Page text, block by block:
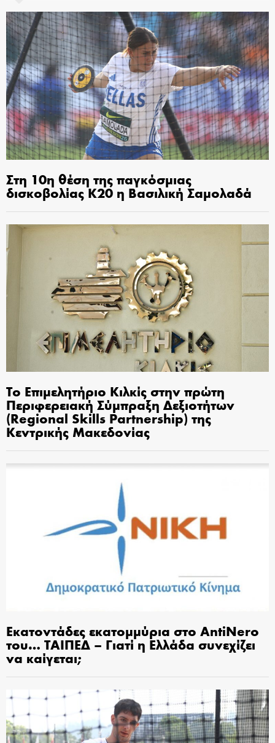
Στη 10η θέση της παγκόσμιας
δισκοβολίας Κ20 η Βασιλική Σαμολαδά
Το Επιμελητήριο Κιλκίς στην πρώτη
Περιφερειακή Σύμπραξη Δεξιοτήτων
(Regional Skills Partnership) της
Κεντρικής Μακεδονίας
Εκατοντάδες εκατομμύρια στο AntiNero
του… ΤΑΙΠΕΔ – Γιατί η Ελλάδα συνεχίζει
να καίγεται;